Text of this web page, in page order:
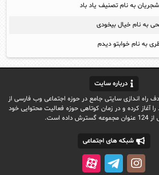
به نام تصنیف یاد باد
به نام خیال بیخودی
به نام خوابتو دیدم
درباره سایت
راه اندازی سایتی جامع در حوزه اجتماعی وب فارسی از
خود را آغاز کرده و در زمان کوتاهی حوزه فعالیت محتوایی خود
داده است.
شبکه های اجتماعی